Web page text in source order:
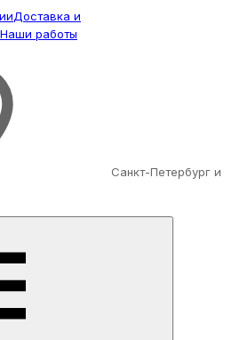
Доставка и
Наши работы
Санкт-Петербург и